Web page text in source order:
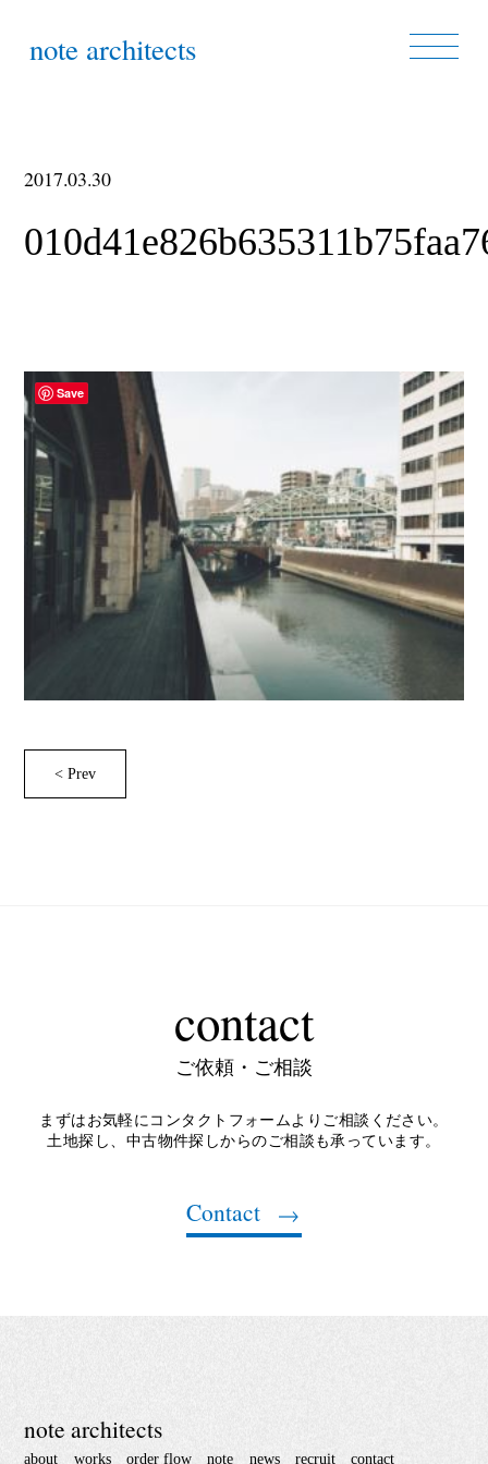
note architects
2017.03.30
< Prev
contact
ご依頼・ご相談
まずはお気軽にコンタクトフォームよりご相談ください。
土地探し、中古物件探しからのご相談も承っています。
Contact
note architects
about works order flow note news recruit contact
Save